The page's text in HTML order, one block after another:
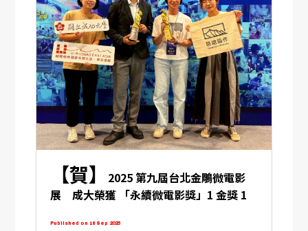
【賀】
2025 第九屆台北金鵰微電影
展 成大榮獲 「永續微電影獎」1 金獎 1
Published on 18 Sep 2025